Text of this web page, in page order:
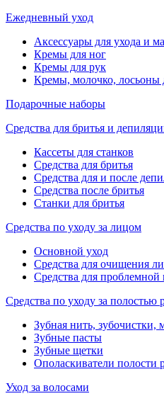
Ежедневный уход
Аксессуары для ухода и
Кремы для ног
Кремы для рук
Кремы, молочко, лосьоны
Подарочные наборы
Средства для бритья и
Кассеты для станков
Средства для бритья
Средства для и после
Средства после бритья
Станки для бритья
Средства по уходу за лицом
Основной уход
Средства для очищения
Средства для проблемной
Средства по уходу за полостью
Зубная нить,
Зубные пасты
Зубные щетки
Ополаскиватели полости
Уход за волосами